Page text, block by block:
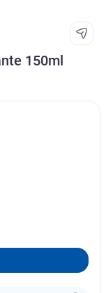
150ml